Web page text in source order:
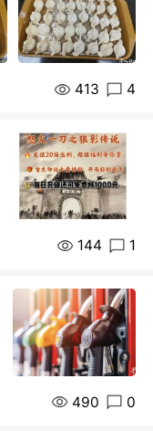
413 4
144 1
490 0